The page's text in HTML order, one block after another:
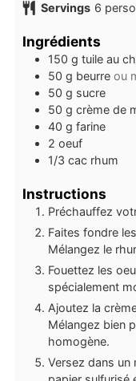
Servings 6
Ingrédients
150 g tuile au
50 g beurre ou
50 g sucre
50 g crème de
40 g farine
2 oeuf
1/3 cac rhum
Instructions
Préchauffez
Faites fondre
Mélangez le
Fouettez les
spécialement
Ajoutez la
Mélangez bien
homogène.
Versez dans un